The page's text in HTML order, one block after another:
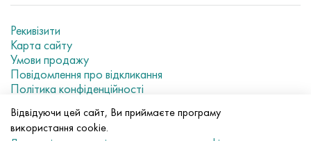
Рекивізити
Карта сайту
Умови продажу
Повідомлення про відкликання
Політика конфіденційності
© 2007–2026 «Evek GmbH»
Відвідуючи цей сайт, Ви приймаєте програму
використання cookie.